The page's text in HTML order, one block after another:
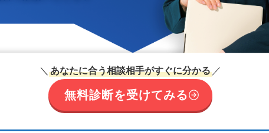
＼ あなたに合う相談相手がすぐに分かる ／
無料診断を受けてみる